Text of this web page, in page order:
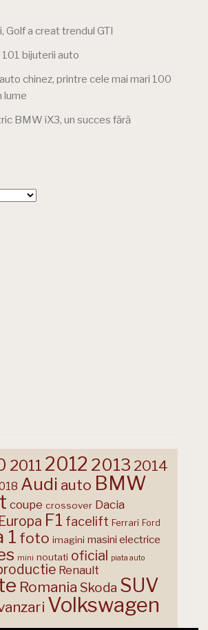
Golf a creat trendul GTI
bijuterii auto
chinez, printre cele mai mari 100
lume
BMW iX3, un succes fără
2011 2012 2013 2014
Audi auto BMW
coupe crossover Dacia
Europa F1 facelift Ferrari Ford
1 foto imagini masini electrice
mini noutati oficial piata auto
Renault
Romania Skoda SUV
Volkswagen